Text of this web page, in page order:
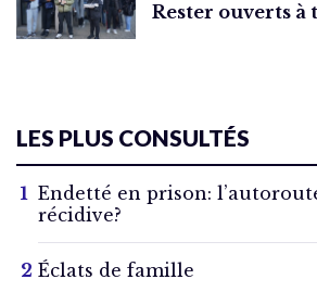
Rester ouverts
LES PLUS CONSULTÉS
Endetté en prison:
récidive?
Éclats de famille